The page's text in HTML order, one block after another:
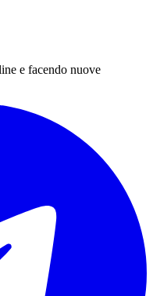
e facendo nuove